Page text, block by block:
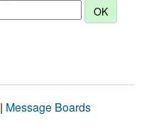
| Message Boards